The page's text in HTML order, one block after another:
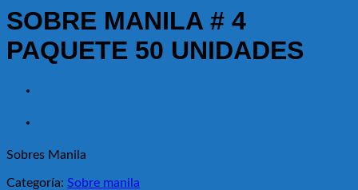
SOBRE MANILA # 4
PAQUETE 50 UNIDADES
Sobres Manila
Categoría: Sobre manila